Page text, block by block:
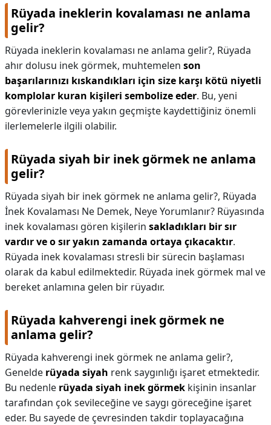
Rüyada ineklerin kovalaması ne anlama
gelir?
Rüyada ineklerin kovalaması ne anlama gelir?, Rüyada
ahır dolusu inek görmek, muhtemelen son
başarılarınızı kıskandıkları için size karşı kötü niyetli
komplolar kuran kişileri sembolize eder. Bu, yeni
görevlerinizle veya yakın geçmişte kaydettiğiniz önemli
ilerlemelerle ilgili olabilir.
Rüyada siyah bir inek görmek ne anlama
gelir?
Rüyada siyah bir inek görmek ne anlama gelir?, Rüyada
İnek Kovalaması Ne Demek, Neye Yorumlanır? Rüyasında
inek kovalaması gören kişilerin sakladıkları bir sır
vardır ve o sır yakın zamanda ortaya çıkacaktır.
Rüyada inek kovalaması stresli bir sürecin başlaması
olarak da kabul edilmektedir. Rüyada inek görmek mal ve
bereket anlamına gelen bir rüyadır.
Rüyada kahverengi inek görmek ne
anlama gelir?
Rüyada kahverengi inek görmek ne anlama gelir?,
Genelde rüyada siyah renk saygınlığı işaret etmektedir.
Bu nedenle rüyada siyah inek görmek kişinin insanlar
tarafından çok sevileceğine ve saygı göreceğine işaret
eder. Bu sayede de çevresinden takdir toplayacağına